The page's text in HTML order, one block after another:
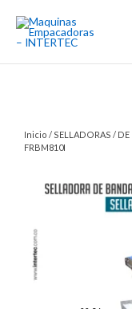
contenido
Inicio / SELLADORAS / DE
FRBM810I